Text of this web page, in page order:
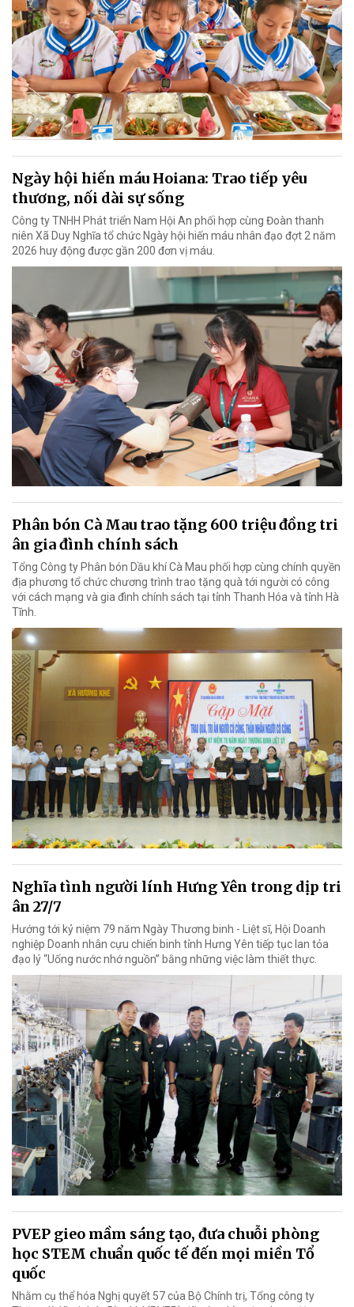
Ngày hội hiến máu Hoiana: Trao tiếp yêu
thương, nối dài sự sống
Công ty TNHH Phát triển Nam Hội An phối hợp cùng Đoàn thanh
niên Xã Duy Nghĩa tổ chức Ngày hội hiến máu nhân đạo đợt 2 năm
2026 huy động được gần 200 đơn vị máu.
Phân bón Cà Mau trao tặng 600 triệu đồng tri
ân gia đình chính sách
Tổng Công ty Phân bón Dầu khí Cà Mau phối hợp cùng chính quyền
địa phương tổ chức chương trình trao tặng quà tới người có công
với cách mạng và gia đình chính sách tại tỉnh Thanh Hóa và tỉnh Hà
Tĩnh.
Nghĩa tình người lính Hưng Yên trong dịp tri
ân 27/7
Hướng tới kỷ niệm 79 năm Ngày Thương binh - Liệt sĩ, Hội Doanh
nghiệp Doanh nhân cựu chiến binh tỉnh Hưng Yên tiếp tục lan tỏa
đạo lý “Uống nước nhớ nguồn” bằng những việc làm thiết thực.
PVEP gieo mầm sáng tạo, đưa chuỗi phòng
học STEM chuẩn quốc tế đến mọi miền Tổ
quốc
Nhằm cụ thể hóa Nghị quyết 57 của Bộ Chính trị, Tổng công ty